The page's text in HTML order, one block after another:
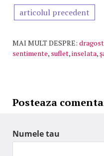
articolul precedent
MAI MULT DESPRE:
sentimente, suflet,inselata,
Posteaza
Numele tau